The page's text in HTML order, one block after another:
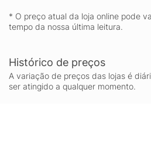
* O preço atual da loja online pode
tempo da nossa última leitura.
Histórico de preços
A variação de preços das lojas é
ser atingido a qualquer momento.